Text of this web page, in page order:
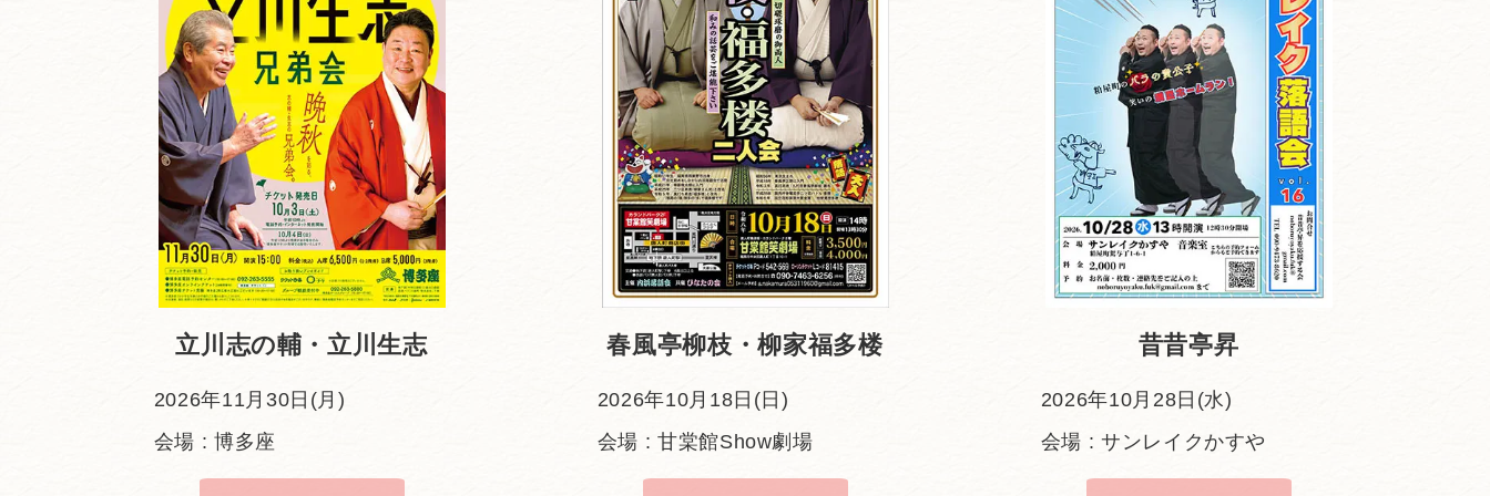
立川志の輔・立川生志
2026年11月30日(月)
会場 : 博多座
春風亭柳枝・柳家福多楼
2026年10月18日(日)
会場 : 甘棠館Show劇場
昔昔亭昇
2026年10月28日(水)
会場 : サンレイクかすや